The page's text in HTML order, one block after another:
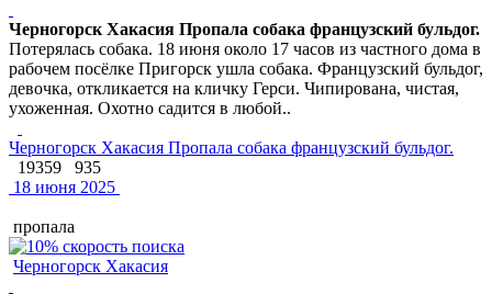
Черногорск Хакасия Пропала собака французский бульдог.
Потерялась собака. 18 июня около 17 часов из частного дома в
рабочем посёлке Пригорск ушла собака. Французский бульдог,
девочка, откликается на кличку Герси. Чипирована, чистая,
ухоженная. Охотно садится в любой..
Черногорск Хакасия Пропала собака французский бульдог.
19359
935
18 июня 2025
пропала
Черногорск Хакасия